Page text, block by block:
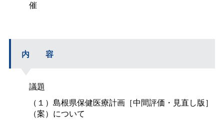
催
内 容
議題
（１）島根県保健医療計画［中間評価・見直し版］
（案）について